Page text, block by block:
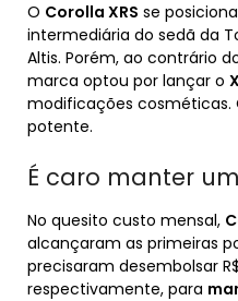
O Corolla XRS se
intermediária do sedã da
Altis. Porém, ao contrário
marca optou por lançar o
modificações cosméticas.
potente.
É caro manter
No quesito custo mensal,
alcançaram as primeiras
precisaram desembolsar R$
respectivamente, para